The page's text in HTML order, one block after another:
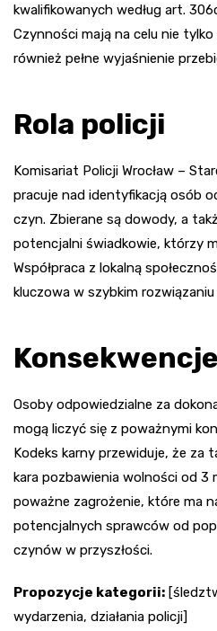
kwalifikowanych według art.
Czynności mają na celu nie
również pełne wyjaśnienie
Rola policji
Komisariat Policji Wrocław –
pracuje nad identyfikacją osób
czyn. Zbierane są dowody, a
potencjalni świadkowie, którzy
Współpraca z lokalną
kluczowa w szybkim rozwiązaniu
Osoby odpowiedzialne za
mogą liczyć się z poważnymi
Kodeks karny przewiduje, że za
kara pozbawienia wolności od
poważne zagrożenie, które ma
potencjalnych sprawców od
czynów w przyszłości.
Propozycje kategorii:
wydarzenia, działania policji]